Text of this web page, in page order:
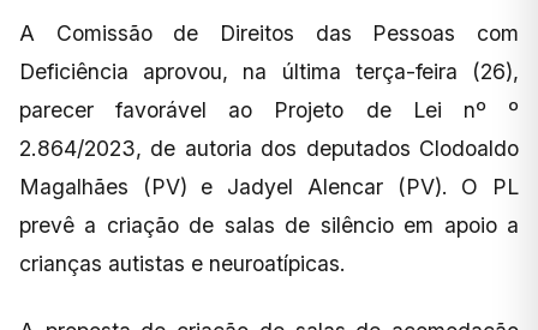
A Comissão de Direitos das Pessoas com
Deficiência aprovou, na última terça-feira (26),
parecer favorável ao Projeto de Lei nº º
2.864/2023, de autoria dos deputados Clodoaldo
Magalhães (PV) e Jadyel Alencar (PV). O PL
prevê a criação de salas de silêncio em apoio a
crianças autistas e neuroatípicas.